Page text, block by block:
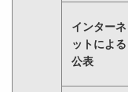
インターネ
ットによる
公表